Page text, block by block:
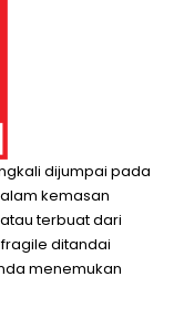
dijumpai pada
kemasan
terbuat dari
ditandai
menemukan